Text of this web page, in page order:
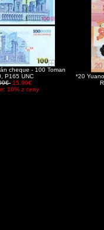
cheque - 100 Toman
P165 UNC
15.99€
16% z ceny
*20